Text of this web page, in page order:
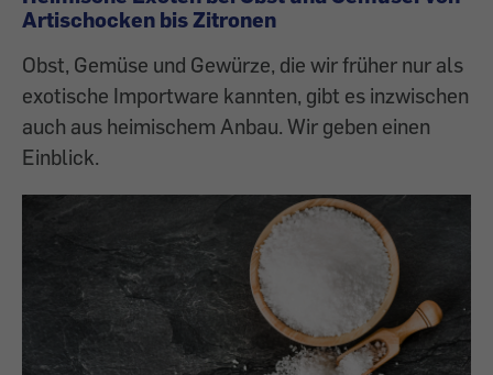
Artischocken bis Zitronen
Obst, Gemüse und Gewürze, die wir früher nur als
exotische Importware kannten, gibt es inzwischen
auch aus heimischem Anbau. Wir geben einen
Einblick.